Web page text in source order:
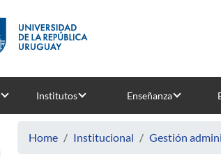
Institutos Enseñanza
Home Institucional Gestión